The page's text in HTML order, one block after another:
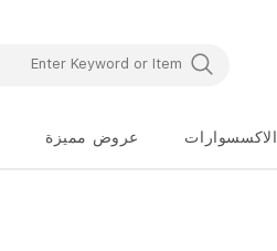
الاكسسوارات عروض مميزة